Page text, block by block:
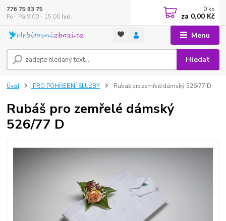
Menu
Hledat
776 75 93 75
Po - Pá 9,00 - 15,00 hod.
0 ks
za 0,00 Kč
Úvod PRO POHŘEBNÍ SLUŽBY Rubáš pro zemřelé dámský 526/77 D
Rubáš pro zemřelé dámský
526/77 D